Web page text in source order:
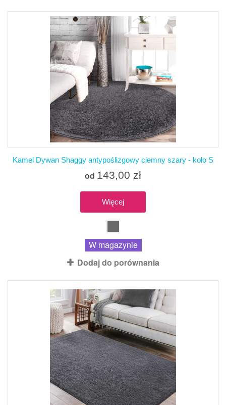
Kamel Dywan Shaggy antypoślizgowy ciemny szary - koło S
od 143,00 zł
Więcej
W magazynie
Dodaj do porównania